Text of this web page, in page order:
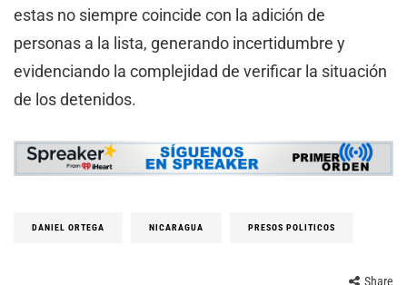
estas no siempre coincide con la adición de
personas a la lista, generando incertidumbre y
evidenciando la complejidad de verificar la situación
de los detenidos.
DANIEL ORTEGA NICARAGUA PRESOS POLITICOS
Share